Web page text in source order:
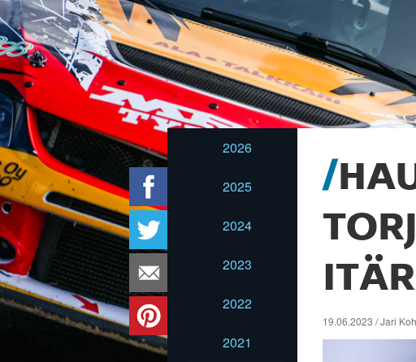
2026
2025
2024
2023
2022
2021
19.06.2023 / Jari